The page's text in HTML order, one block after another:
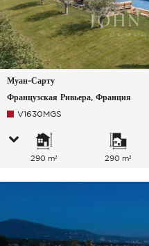
Муан-Сарту
Французская Ривьера, Франция
V1630MGS
290 m² 290 m²